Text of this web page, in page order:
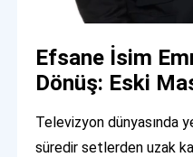
Efsane İsim
Dönüş: Eski
Televizyon dünyasında
süredir setlerden uzak